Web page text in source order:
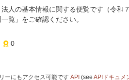
人の基本情報に関する便覧です（令
覧」をご確認ください。
0
ーにもアクセス可能です API (see APIドキュメ